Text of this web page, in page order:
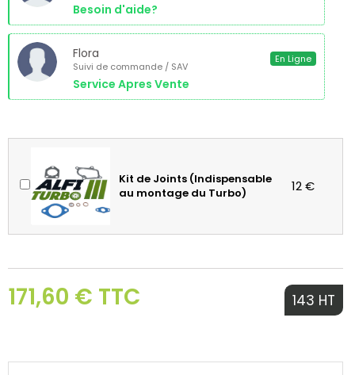
Besoin d'aide?
Flora
Suivi de commande / SAV
Service Apres Vente
En Ligne
Kit de Joints (Indispensable
au montage du Turbo)
12 €
171,60 € TTC 143 HT